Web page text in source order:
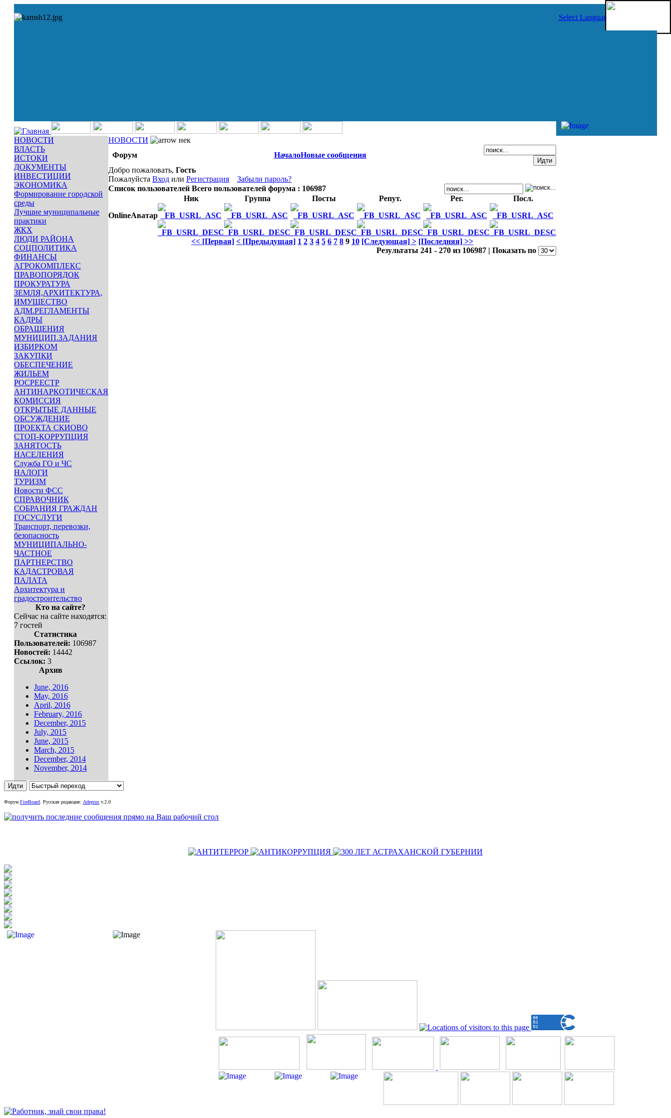
Select Language
НОВОСТИ
ВЛАСТЬ
ИСТОКИ
ДОКУМЕНТЫ
ИНВЕСТИЦИИ
ЭКОНОМИКА
Формирование городской
среды
Лучшие муниципальные
практики
ЖКХ
ЛЮДИ РАЙОНА
СОЦПОЛИТИКА
ФИНАНСЫ
АГРОКОМПЛЕКС
ПРАВОПОРЯДОК
ПРОКУРАТУРА
ЗЕМЛЯ,АРХИТЕКТУРА,
ИМУЩЕСТВО
АДМ.РЕГЛАМЕНТЫ
КАДРЫ
ОБРАЩЕНИЯ
МУНИЦИП.ЗАДАНИЯ
ИЗБИРКОМ
ЗАКУПКИ
ОБЕСПЕЧЕНИЕ
ЖИЛЬЕМ
РОСРЕЕСТР
АНТИНАРКОТИЧЕСКАЯ
КОМИССИЯ
ОТКРЫТЫЕ ДАННЫЕ
ОБСУЖДЕНИЕ
ПРОЕКТА СКИОВО
СТОП-КОРРУПЦИЯ
ЗАНЯТОСТЬ
НАСЕЛЕНИЯ
Служба ГО и ЧС
НАЛОГИ
ТУРИЗМ
Новости ФСС
СПРАВОЧНИК
СОБРАНИЯ ГРАЖДАН
ГОСУСЛУГИ
Транспорт, перевозки,
безопасность
МУНИЦИПАЛЬНО-
ЧАСТНОЕ
ПАРТНЕРСТВО
КАДАСТРОВАЯ
ПАЛАТА
Архитектура и
градостроительство
Кто на сайте?
Сейчас на сайте находятся:
7 гостей
Статистика
Пользователей: 106987
Новостей: 14442
Ссылок: 3
Архив
June, 2016
May, 2016
April, 2016
February, 2016
December, 2015
July, 2015
June, 2015
March, 2015
December, 2014
November, 2014
НОВОСТИ
нек
Форум
НачалоНовые сообщения
Добро пожаловать, Гость
Пожалуйста Вход или Регистрация
Забыли пароль?
Список пользователей Всего пользователей форума : 106987
OnlineАватар
Ник Группа Посты Репут. Рег. Посл.
<< [Первая] < [Предыдущая] 1 2 3 4 5 6 7 8 9 10 [Следующая] > [Последняя] >>
Результаты 241 - 270 из 106987 | Показать по
Форум FireBoard Русская редакция: Adeptus v.2.0